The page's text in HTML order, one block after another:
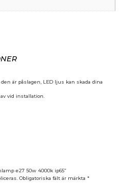
är påslagen, LED ljus kan skada dina
vid installation.
e27 50w 4000k ip65”
Obligatoriska fält är märkta*